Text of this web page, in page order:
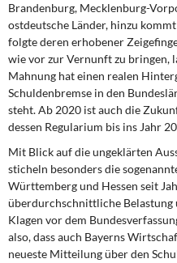
Öffentliche Infrastruktur
Eurokrise und Griechenland
DIE LINKE
Weitere Themen
Memo-Gruppe
Institut Solidarische
Rosa-Luxemburg-
Brandenburg, Mecklenburg-
ostdeutsche Länder, hinzu
folgte deren erhobener
wie vor zur Vernunft zu bringen,
Mahnung hat einen realen
Schuldenbremse in den
steht. Ab 2020 ist auch die
dessen Regularium bis ins Jahr
Mit Blick auf die ungeklärten
sticheln besonders die
Württemberg und Hessen seit
überdurchschnittliche
Klagen vor dem
also, dass auch Bayerns
neueste Mitteilung über den